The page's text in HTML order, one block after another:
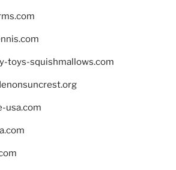
toys-squishmallows.com
usa.com